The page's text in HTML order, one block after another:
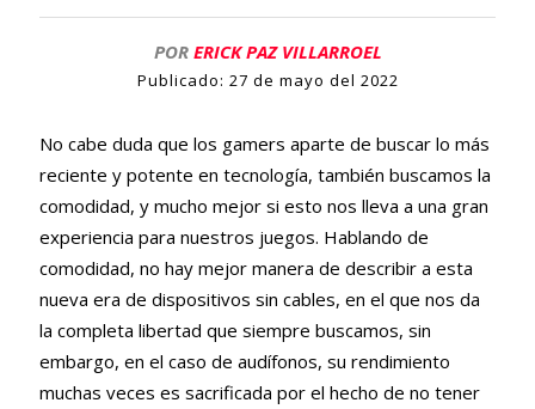
POR ERICK PAZ VILLARROEL
Publicado: 27 de mayo del 2022
No cabe duda que los gamers aparte de buscar lo más
reciente y potente en tecnología, también buscamos la
comodidad, y mucho mejor si esto nos lleva a una gran
experiencia para nuestros juegos. Hablando de
comodidad, no hay mejor manera de describir a esta
nueva era de dispositivos sin cables, en el que nos da
la completa libertad que siempre buscamos, sin
embargo, en el caso de audífonos, su rendimiento
muchas veces es sacrificada por el hecho de no tener